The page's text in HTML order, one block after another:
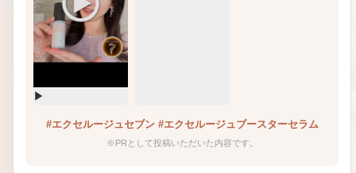
▶
#エクセルージュセブン #エクセルージュブースターセラム
※PRとして投稿いただいた内容です。